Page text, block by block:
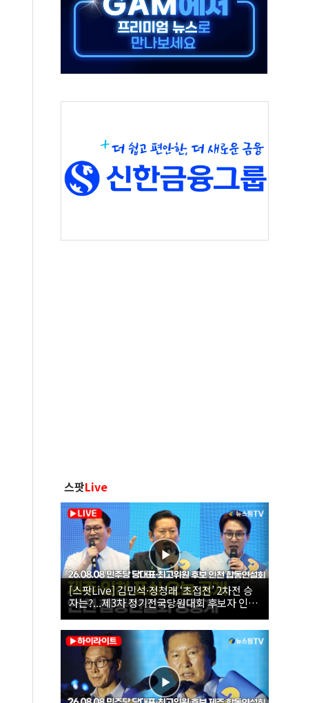
스팟Live
[스팟Live] 김민석·정청래 ‘초접전’ 2차전 승
자는?...제3차 정기전국당원대회 후보자 인천
합동연설회 생중계 | 26.08.08